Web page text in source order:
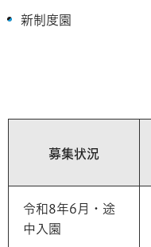
新制度園
募集状況
令和8年6月・途
中入園